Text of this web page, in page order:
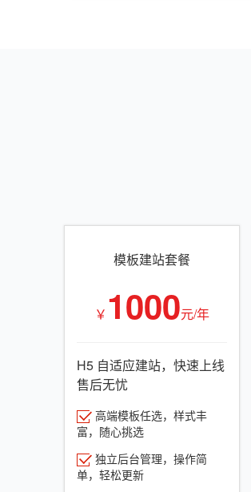
模板建站套餐
￥ 1000元/年
H5 自适应建站，快速上线
售后无忧
高端模板任选，样式丰
富，随心挑选
独立后台管理，操作简
单，轻松更新